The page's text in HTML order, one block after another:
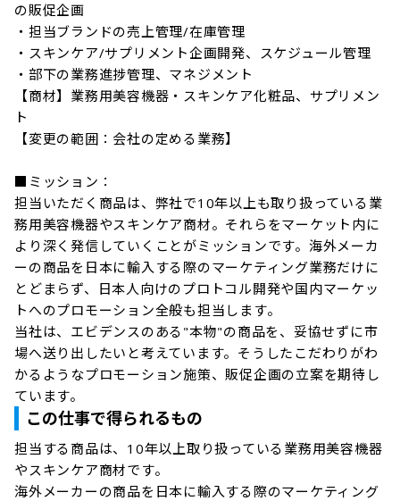
の販促企画
・担当ブランドの売上管理/在庫管理
・スキンケア/サプリメント企画開発、スケジュール管理
・部下の業務進捗管理、マネジメント
【商材】業務用美容機器・スキンケア化粧品、サプリメン
ト
【変更の範囲：会社の定める業務】
■ミッション：
担当いただく商品は、弊社で10年以上も取り扱っている業
務用美容機器やスキンケア商材。それらをマーケット内に
より深く発信していくことがミッションです。海外メーカ
ーの商品を日本に輸入する際のマーケティング業務だけに
とどまらず、日本人向けのプロトコル開発や国内マーケッ
トへのプロモーション全般も担当します。
当社は、エビデンスのある"本物"の商品を、妥協せずに市
場へ送り出したいと考えています。そうしたこだわりがわ
かるようなプロモーション施策、販促企画の立案を期待し
ています。
この仕事で得られるもの
担当する商品は、10年以上取り扱っている業務用美容機器
やスキンケア商材です。
海外メーカーの商品を日本に輸入する際のマーケティング